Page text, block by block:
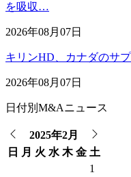
を吸収…
2026年08月07日
キリンHD、カナダのサ
2026年08月07日
日付別M&Aニュース
2025年2月
日
月 火 水 木 金 土
1